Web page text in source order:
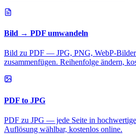
Bild → PDF umwandeln
Bild zu PDF — JPG, PNG, WebP-
zusammenfügen. Reihenfolge ändern,
PDF to JPG
PDF zu JPG — jede Seite in
Auflösung wählbar, kostenlos online.